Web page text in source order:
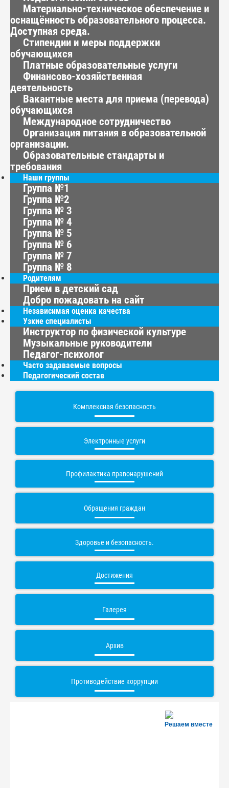
Материально-техническое обеспечение и
оснащённость образовательного процесса.
Доступная среда.
Стипендии и меры поддержки
обучающихся
Платные образовательные услуги
Финансово-хозяйственная
деятельность
Вакантные места для приема (перевода)
обучающихся
Международное сотрудничество
Организация питания в образовательной
организации.
Образовательные стандарты и
требования
Наши группы
Группа №1
Группа №2
Группа № 3
Группа № 4
Группа № 5
Группа № 6
Группа № 7
Группа № 8
Родителям
Прием в детский сад
Добро пожадовать на сайт
Независимая оценка качества
Узкие специалисты
Инструктор по физической культуре
Музыкальные руководители
Педагог-психолог
Часто задаваемые вопросы
Педагогический состав
Комплексная безопасность
Электронные услуги
Профилактика правонарушений
Обращения граждан
Здоровье и безопасность.
Достижения
Галерея
Архив
Противодействие коррупции
Решаем вместе